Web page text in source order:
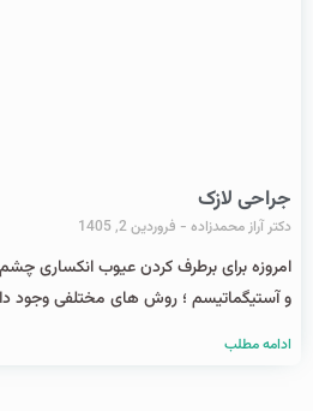
جراحی لازک
دکتر آراز محمدزاده فروردین 2, 1405
امروزه برای برطرف کردن عیوب انکساری چشم
و آستیگماتیسم ؛ روش های مختلفی وجود
ادامه مطلب